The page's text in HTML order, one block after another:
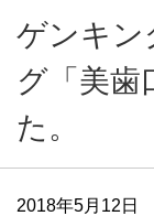
ゲンキン
グ「美歯
た。
2018年5月12日